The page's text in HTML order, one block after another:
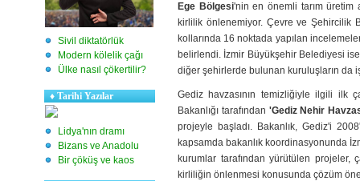
Sivil diktatörlük
Modern kölelik çağı
Ülke nasıl çökertilir?
♦ Tarihi Yazılar
Lidya'nın dramı
Bizans ve Anadolu
Bir çöküş ve kaos
Ege Bölgesi'nin en önemli tarım üretim
kirlilik önlenemiyor. Çevre ve Şehircilik
kollarında 16 noktada yapılan
belirlendi. İzmir Büyükşehir Belediyesi
diğer şehirlerde bulunan kuruluşların da
Gediz havzasının temizliğiyle ilgili ilk
Bakanlığı tarafından 'Gediz Nehir
projeyle başladı. Bakanlık, Gediz'i
kapsamda bakanlık koordinasyonunda
kurumlar tarafından yürütülen
kirliliğin önlenmesi konusunda çözüm